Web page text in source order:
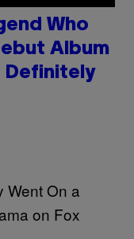
Who
Album
Definitely